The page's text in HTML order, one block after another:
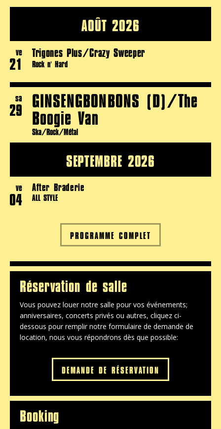
AOÛT 2026
ve
21
Trigones Plus/Crazy Sweeper
Rock n' Hard
sa
29 GINSENGBONBONS (D)/The
Boogie Van
Ska/Rock/Métal
SEPTEMBRE 2026
ve
04
After Braderie
ALL STYLE
PROGRAMME COMPLET
Réservation de salle
Vous pouvez louer notre salle pour vos événements;
anniversaires, concerts privés ou autres, cliquez ci-
dessous pour remplir notre formulaire de demande de
location, nous vous répondrons dès que possible:
DEMANDE DE RÉSERVATION
Booking